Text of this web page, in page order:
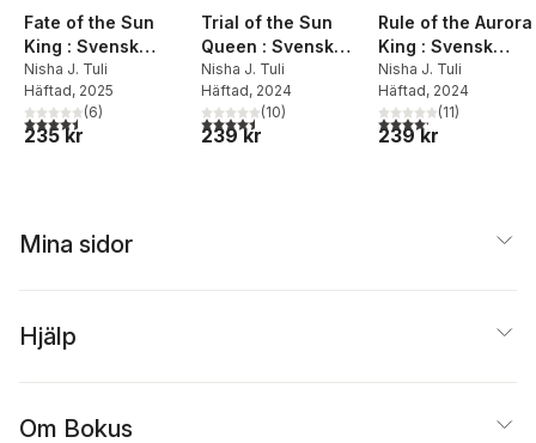
Fate of the Sun
King : Svensk
utgåva
Nisha J. Tuli
Häftad, 2025
4,5utav 5 stjärnor. Totalt antal röster:
(6)
235 kr
Trial of the Sun
Queen : Svensk
utgåva
Nisha J. Tuli
Häftad, 2024
4,5utav 5 stjärnor. Totalt antal röster:
(10)
239 kr
Rule of the Aurora
King : Svensk
utgåva
Nisha J. Tuli
Häftad, 2024
4,2utav 5 stjärnor.
(11)
239 kr
Mina sidor
Hjälp
Om Bokus